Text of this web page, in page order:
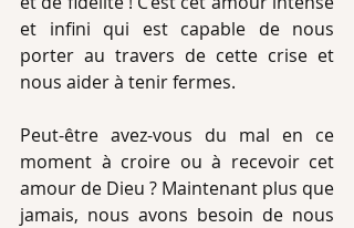
et infini qui est capable de nous
porter au travers de cette crise et
nous aider à tenir fermes.
Peut-être avez-vous du mal en ce
moment à croire ou à recevoir cet
amour de Dieu ? Maintenant plus que
jamais, nous avons besoin de nous